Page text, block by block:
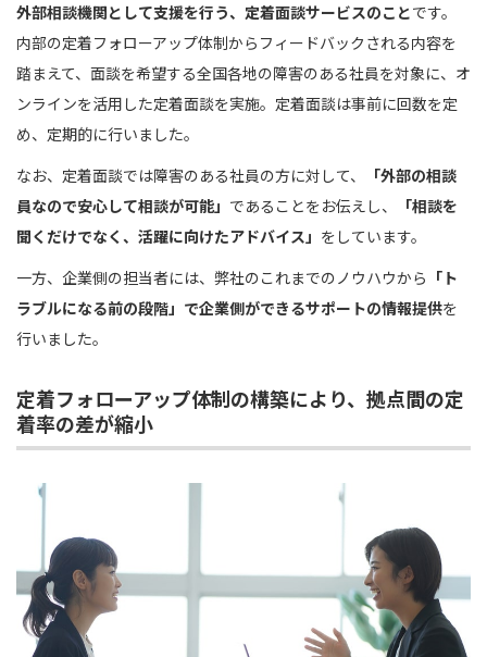
外部相談機関として支援を行う、定着面談サービスのことです。
内部の定着フォローアップ体制からフィードバックされる内容を
踏まえて、面談を希望する全国各地の障害のある社員を対象に、オ
ンラインを活用した定着面談を実施。定着面談は事前に回数を定
め、定期的に行いました。
なお、定着面談では障害のある社員の方に対して、
「外部の相談
員なので安心して相談が可能」 であることをお伝えし、
「相談を
聞くだけでなく、活躍に向けたアドバイス」 をしています。
一方、企業側の担当者には、弊社のこれまでのノウハウから 「ト
ラブルになる前の段階」で企業側ができるサポートの情報提供を
行いました。
定着フォローアップ体制の構築により、拠点間の定
着率の差が縮小